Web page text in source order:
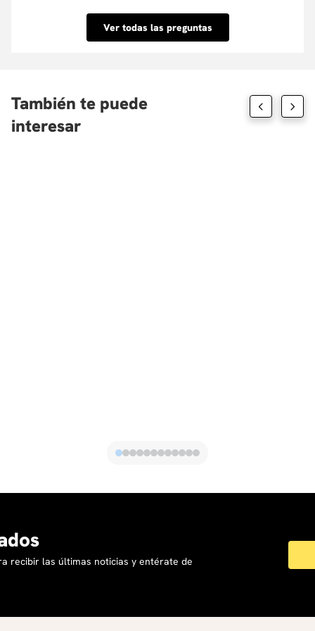
inmediata. Conoce las entidades con las que
tenemos convenio aquí.
Ver todas las preguntas
También te puede
interesar
recibir las últimas noticias y entérate de